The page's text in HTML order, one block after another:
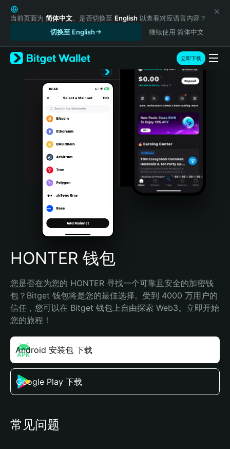
English
日本語
Русский
Español (Latinoamérica)
Türkçe
Português (Portugal)
Bahasa Indonesia
Português (Brasil)
Español (Argentina)
当前页面为 简体中文。是否切换至 English 以查看对应语言内容？
切换至 English
继续使用 简体中文
立即下载
HONTER 钱包
您是否在为您的 HONTER 寻找一个可靠且安全的加密钱
包？Bitget 钱包将是您的最佳选择。受到 4000 万用户的
信任，您可以在 Bitget 钱包上自由探索 Web3。立即开始
您的旅程！
Android 安装包 下载
Google Play 下载
常见问题